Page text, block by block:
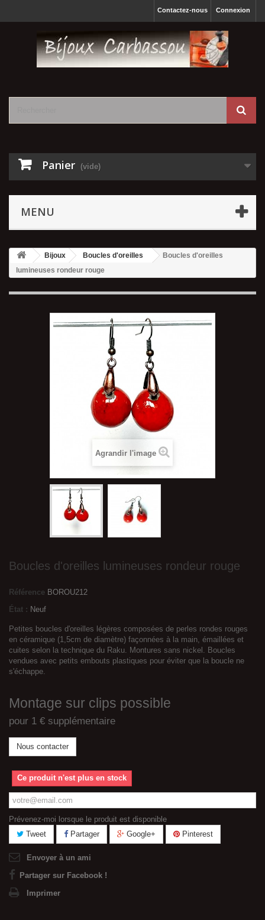
Connexion
Contactez-nous
Panier (vide)
MENU
Bijoux Boucles d'oreilles
Boucles d'oreilles
lumineuses rondeur rouge
Agrandir l'image
Boucles d'oreilles lumineuses rondeur rouge
Référence BOROU212
État : Neuf
Petites boucles d'oreilles légères composées de perles rondes rouges
en céramique (1,5cm de diamètre) façonnées à la main, émaillées et
cuites selon la technique du Raku. Montures sans nickel. Boucles
vendues avec petits embouts plastiques pour éviter que la boucle ne
s'échappe.
Montage sur clips possible
pour 1 € supplémentaire
Nous contacter
Ce produit n'est plus en stock
Prévenez-moi lorsque le produit est disponible
Tweet
Partager Google+ Pinterest
Envoyer à un ami
Partager sur Facebook !
Imprimer